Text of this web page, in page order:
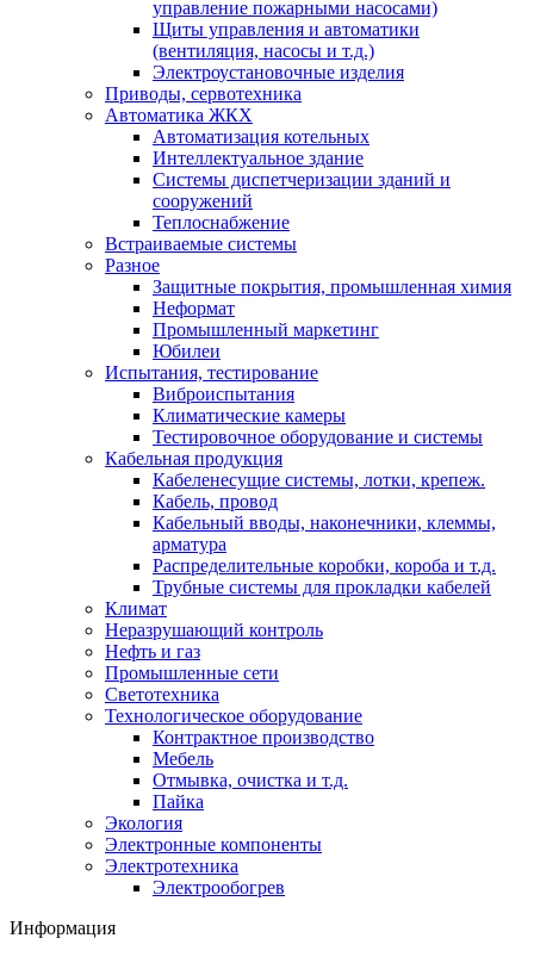
управление пожарными насосами)
Щиты управления и автоматики
(вентиляция, насосы и т.д.)
Электроустановочные изделия
Приводы, сервотехника
Автоматика ЖКХ
Автоматизация котельных
Интеллектуальное здание
Системы диспетчеризации зданий и
сооружений
Теплоснабжение
Встраиваемые системы
Разное
Защитные покрытия, промышленная химия
Неформат
Промышленный маркетинг
Юбилеи
Испытания, тестирование
Виброиспытания
Климатические камеры
Тестировочное оборудование и системы
Кабельная продукция
Кабеленесущие системы, лотки, крепеж.
Кабель, провод
Кабельный вводы, наконечники, клеммы,
арматура
Распределительные коробки, короба и т.д.
Трубные системы для прокладки кабелей
Климат
Неразрушающий контроль
Нефть и газ
Промышленные сети
Светотехника
Технологическое оборудование
Контрактное производство
Мебель
Отмывка, очистка и т.д.
Пайка
Экология
Электронные компоненты
Электротехника
Электрообогрев
Информация